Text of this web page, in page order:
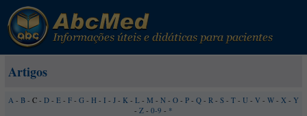
Artigos
A - B - C - D - E - F - G - H - I - J - K - L - M - N - O - P - Q - R - S - T - U - V - W - X - Y
- Z - 0-9 - *